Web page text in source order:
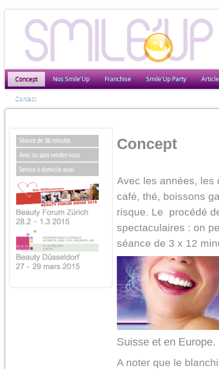
Concept Nos Smile'Up Franchise Smile'Up Party
Contact
Concept
Avec les années, les
café, thé, boissons
risque. Le procédé
spectaculaires : on
séance de 3 x 12
Suisse et en Europe.
A noter que le